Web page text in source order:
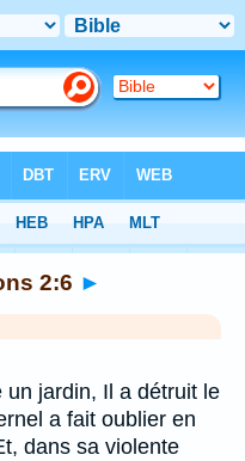
2:6 ►
un jardin, Il a détruit le
a fait oublier en
dans sa violente